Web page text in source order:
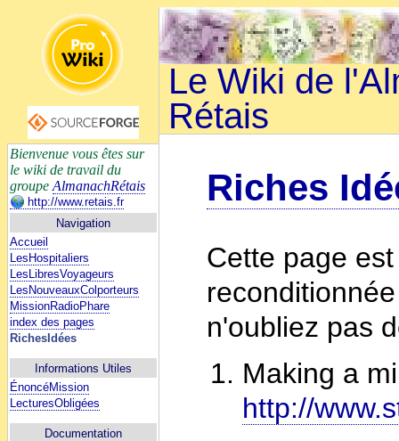
Bienvenue vous êtes sur
le wiki de travail du
groupe AlmanachRétais
http://www.retais.fr
Navigation
Accueil
LesHospitaliers
LesLibresVoyageurs
LesNouveauxColporteurs
MissionRadioPhare
index des pages
RichesIdées
Informations Utiles
ÉnoncéMission
LecturesObligées
Documentation
Le Wiki de
Rétais
Riches
Cette page
n'oubliez pas
Making a
http://